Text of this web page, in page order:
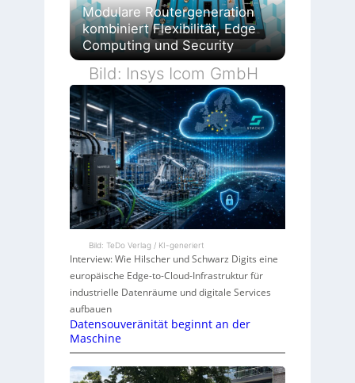
Modulare Routergeneration
kombiniert Flexibilität, Edge
Computing und Security
Bild: Insys Icom GmbH
Bild: TeDo Verlag / KI-generiert
Interview: Wie Hilscher und Schwarz Digits eine
europäische Edge-to-Cloud-Infrastruktur für
industrielle Datenräume und digitale Services
aufbauen
Datensouveränität beginnt an der
Maschine